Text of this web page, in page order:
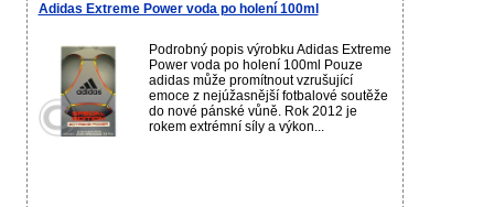
Adidas Extreme Power voda po holení 100ml
Podrobný popis výrobku Adidas Extreme
Power voda po holení 100ml Pouze
adidas může promítnout vzrušující
emoce z nejúžasnější fotbalové soutěže
do nové pánské vůně. Rok 2012 je
rokem extrémní síly a výkon...